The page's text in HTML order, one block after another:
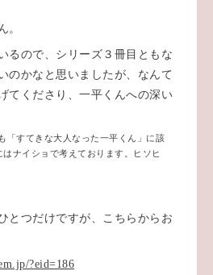
。
るので、シリーズ３冊目ともな
のかなと思いましたが、なんて
てくださり、一平くんへの深い
「すてきな大人なった一平くん」に該
ナイショで考えております。ヒソヒ
とつだけですが、こちらからお
?eid=186